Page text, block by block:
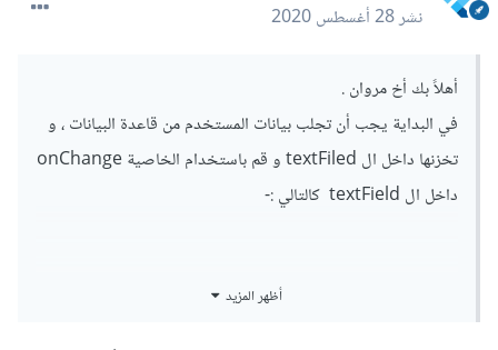
نشر28 أغسطس 2020
أهلاً بك أخ مروان .
في البداية يجب أن تجلب بيانات المستخدم من قاعدة البيانات ، و
تخزنها داخل ال textFiled و قم باستخدام الخاصية onChange
داخل ال textField كالتالي :-
أظهر المزيد